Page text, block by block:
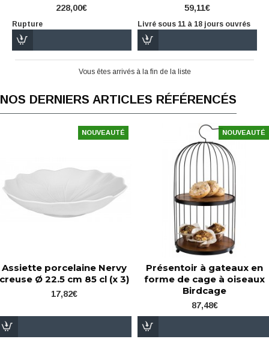
228,00€
Rupture
59,11€
Livré sous 11 à 18 jours ouvrés
Vous êtes arrivés à la fin de la liste
NOS DERNIERS ARTICLES RÉFÉRENCÉS
NOUVEAUTÉ
Assiette porcelaine Nervy
Ø 22.5 cm 85 cl (x 3)
17,82€
NOUVEAUTÉ
Présentoir à gateaux en
forme de cage à oiseaux
Birdcage
87,48€